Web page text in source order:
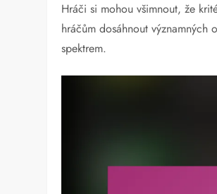
Hráči si mohou všimnout, že
hráčům dosáhnout
spektrem.